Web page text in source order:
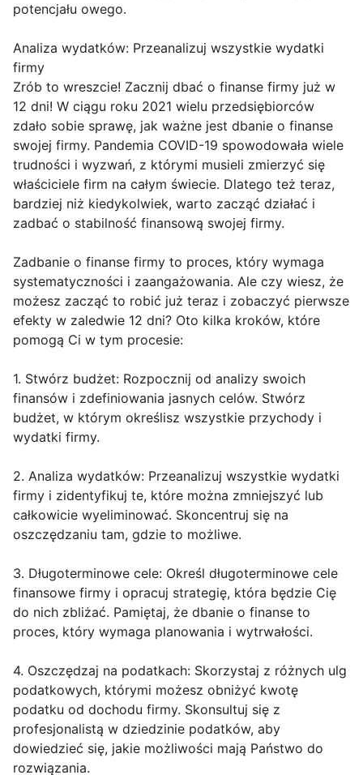
potencjału owego.
Analiza wydatków: Przeanalizuj wszystkie wydatki
firmy
Zrób to wreszcie! Zacznij dbać o finanse firmy już w
12 dni! W ciągu roku 2021 wielu przedsiębiorców
zdało sobie sprawę, jak ważne jest dbanie o finanse
swojej firmy. Pandemia COVID-19 spowodowała wiele
trudności i wyzwań, z którymi musieli zmierzyć się
właściciele firm na całym świecie. Dlatego też teraz,
bardziej niż kiedykolwiek, warto zacząć działać i
zadbać o stabilność finansową swojej firmy.
Zadbanie o finanse firmy to proces, który wymaga
systematyczności i zaangażowania. Ale czy wiesz, że
możesz zacząć to robić już teraz i zobaczyć pierwsze
efekty w zaledwie 12 dni? Oto kilka kroków, które
pomogą Ci w tym procesie:
1. Stwórz budżet: Rozpocznij od analizy swoich
finansów i zdefiniowania jasnych celów. Stwórz
budżet, w którym określisz wszystkie przychody i
wydatki firmy.
2. Analiza wydatków: Przeanalizuj wszystkie wydatki
firmy i zidentyfikuj te, które można zmniejszyć lub
całkowicie wyeliminować. Skoncentruj się na
oszczędzaniu tam, gdzie to możliwe.
3. Długoterminowe cele: Określ długoterminowe cele
finansowe firmy i opracuj strategię, która będzie Cię
do nich zbliżać. Pamiętaj, że dbanie o finanse to
proces, który wymaga planowania i wytrwałości.
4. Oszczędzaj na podatkach: Skorzystaj z różnych ulg
podatkowych, którymi możesz obniżyć kwotę
podatku od dochodu firmy. Skonsultuj się z
profesjonalistą w dziedzinie podatków, aby
dowiedzieć się, jakie możliwości mają Państwo do
rozwiązania.